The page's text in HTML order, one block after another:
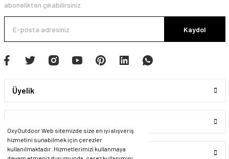
OxyOutdoor Web sitemizde size en iyi alışveriş
hizmetini sunabilmek için çerezler
kullanılmaktadır. Hizmetlerimizi kullanmaya
abonelikten çıkabilirsiniz.
Kaydol
Üyelik
Alışveriş